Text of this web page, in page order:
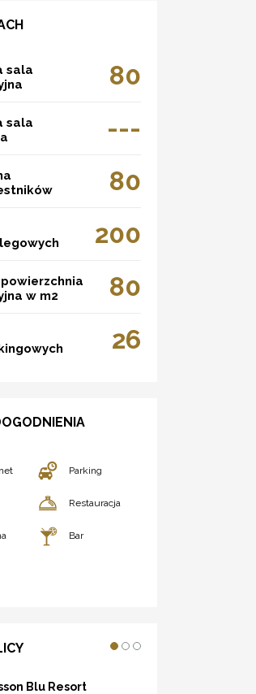
sala
80
sala
---
80
200
w m2
80
26
Parking
Restauracja
Bar
Blu Resort